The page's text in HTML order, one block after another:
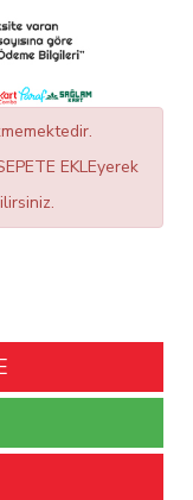
EKLEyerek